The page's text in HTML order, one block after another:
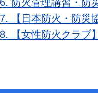
6. 防火管理講習・防
7. 【日本防火・防災
8. 【女性防火クラブ